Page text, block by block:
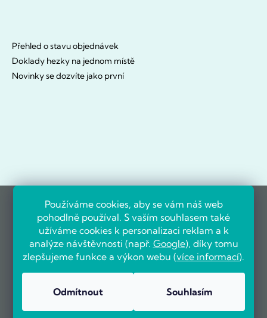
Používáme cookies, aby se vám náš web
pohodlně používal. S vaším souhlasem také
užíváme cookies k personalizaci reklam a k
analýze návštěvnosti (např. Google), díky tomu
zlepšujeme funkce a výkon webu (více informací).
Odmítnout Souhlasím
Přehled o stavu objednávek
Doklady hezky na jednom místě
Novinky se dozvíte jako první
OVĚŘENO ZÁKAZNÍKY
na portálu Heureka.cz.